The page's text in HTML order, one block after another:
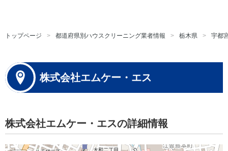
トップページ 都道府県別ハウスクリーニング業者情報 栃木県 宇都
株式会社エムケー・エス
株式会社エムケー・エスの詳細情報